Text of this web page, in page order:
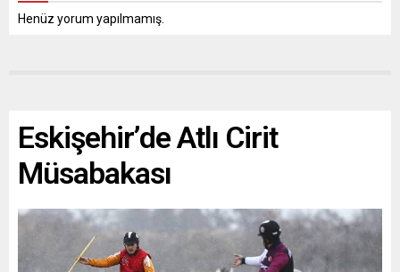
Henüz yorum yapılmamış.
Eskişehir’de Atlı Cirit
Müsabakası